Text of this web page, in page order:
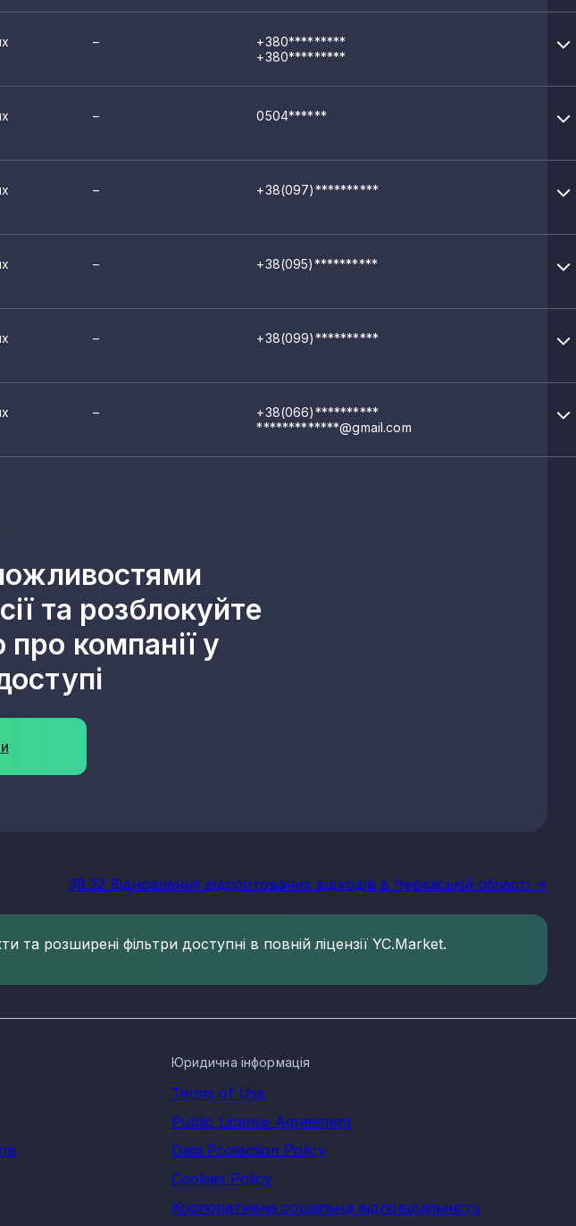
–
+380*********
+380*********
– 0504******
– +38(097)**********
– +38(095)**********
– +38(099)**********
–
+38(066)**********
*************@gmail.com
та розблокуйте
компанії у
38.32 Відновлення відсортованих відходів в Черкаській області ->
розширені фільтри доступні в повній ліцензії YC.Market.
Юридична інформація
Terms of Use
Public License Agreement
Data Protection Policy
Cookies Policy
Корпоративна соціальна відповідальність